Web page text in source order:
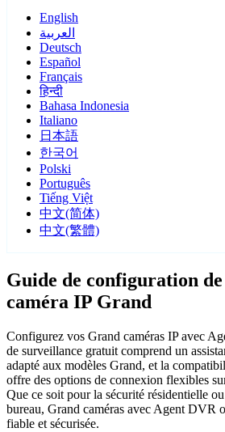
English
العربية
Deutsch
Español
Français
हिन्दी
Bahasa Indonesia
Italiano
日本語
한국어
Polski
Português
Tiếng Việt
中文(简体)
中文(繁體)
Guide de configuration
caméra IP Grand
Configurez vos Grand caméras IP avec
de surveillance gratuit comprend un
adapté aux modèles Grand, et la
offre des options de connexion flexibles
Que ce soit pour la sécurité résidentielle
bureau, Grand caméras avec Agent DVR
fiable et sécurisée.